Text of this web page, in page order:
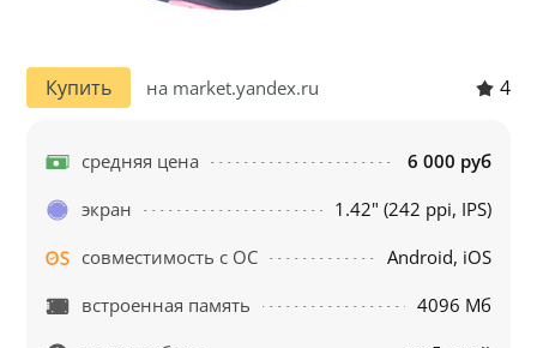
Купить на market.yandex.ru 4
средняя цена
6 000 руб
экран
1.42" (242 ppi, IPS)
совместимость с ОС
Android, iOS
встроенная память
4096 Мб